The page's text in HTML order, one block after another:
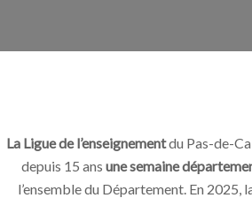
La Ligue de l’enseignementdu Pas-de-
depuis 15 ans une semaine
l’ensemble du Département. En 2025,